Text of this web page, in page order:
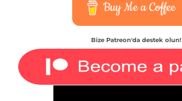
Buy Me a Coffee
Bize Patreon'da destek olun!